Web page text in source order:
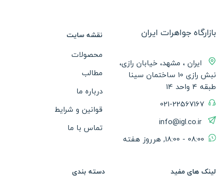
بازارگاه جواهرات ایران
ایران ، مشهد، خیابان رازی،
نبش رازی 10 ساختمان سینا
طبقه 4 واحد 14
021-22567167
info@igl.co.ir
08:00 - 18:00, هرروز هفته
نقشه سایت
محصولات
مطالب
درباره ما
قوانین و شرایط
تماس با ما
لینک های مفید دسته بندی